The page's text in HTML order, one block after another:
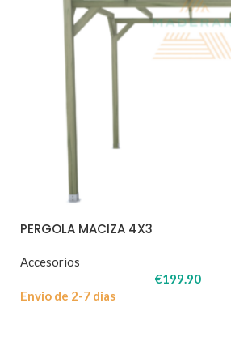
PERGOLA MACIZA 4X3
Accesorios
€199.90
Envio de 2-7 dias